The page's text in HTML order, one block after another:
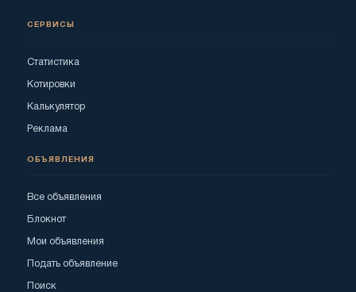
СЕРВИСЫ
Статистика
Котировки
Калькулятор
Реклама
ОБЪЯВЛЕНИЯ
Все объявления
Блокнот
Мои объявления
Подать объявление
Поиск